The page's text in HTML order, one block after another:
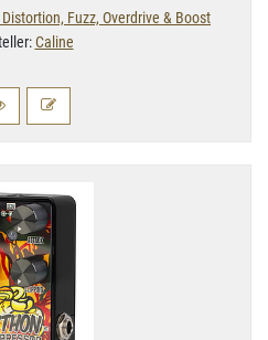
Fuzz, Overdrive & Boost
Caline